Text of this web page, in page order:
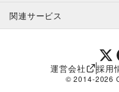
補償プログラム
ユーザー利用規約
提携パートナー
スペースを貸したい方へ
オーナー利用規約
関連サービス
SHOPCOUNTER
ショップカウンターエン
ショップカウンター常設
運営会社 採用
© 2014-2026